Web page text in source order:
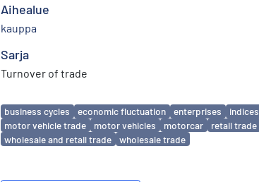
Aihealue
kauppa
Sarja
Turnover of trade
Avainsanat
business cycles economic fluctuation enterprises indices
motor vehicle trade
motor vehicles motorcar retail trade
wholesale and retail trade
wholesale trade